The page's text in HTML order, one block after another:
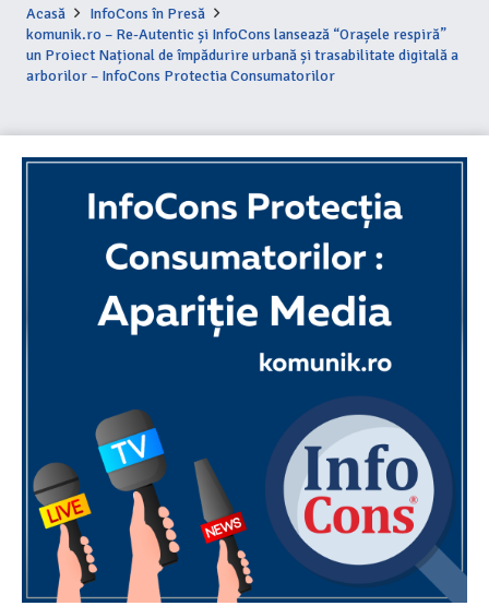
Acasă
InfoCons în Presă
komunik.ro – Re-Autentic și InfoCons lansează “Orașele respiră”
un Proiect Național de împădurire urbană și trasabilitate digitală a
arborilor – InfoCons Protectia Consumatorilor